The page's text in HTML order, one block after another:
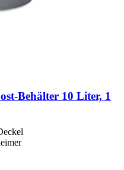
​Behälter 10 Liter, 1